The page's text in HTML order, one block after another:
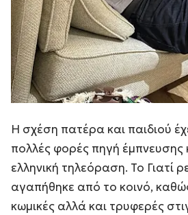
Η σχέση πατέρα και παιδιού
πολλές φορές πηγή έμπνευσης
ελληνική τηλεόραση. Το Γιατί
αγαπήθηκε από το κοινό,
κωμικές αλλά και τρυφερές